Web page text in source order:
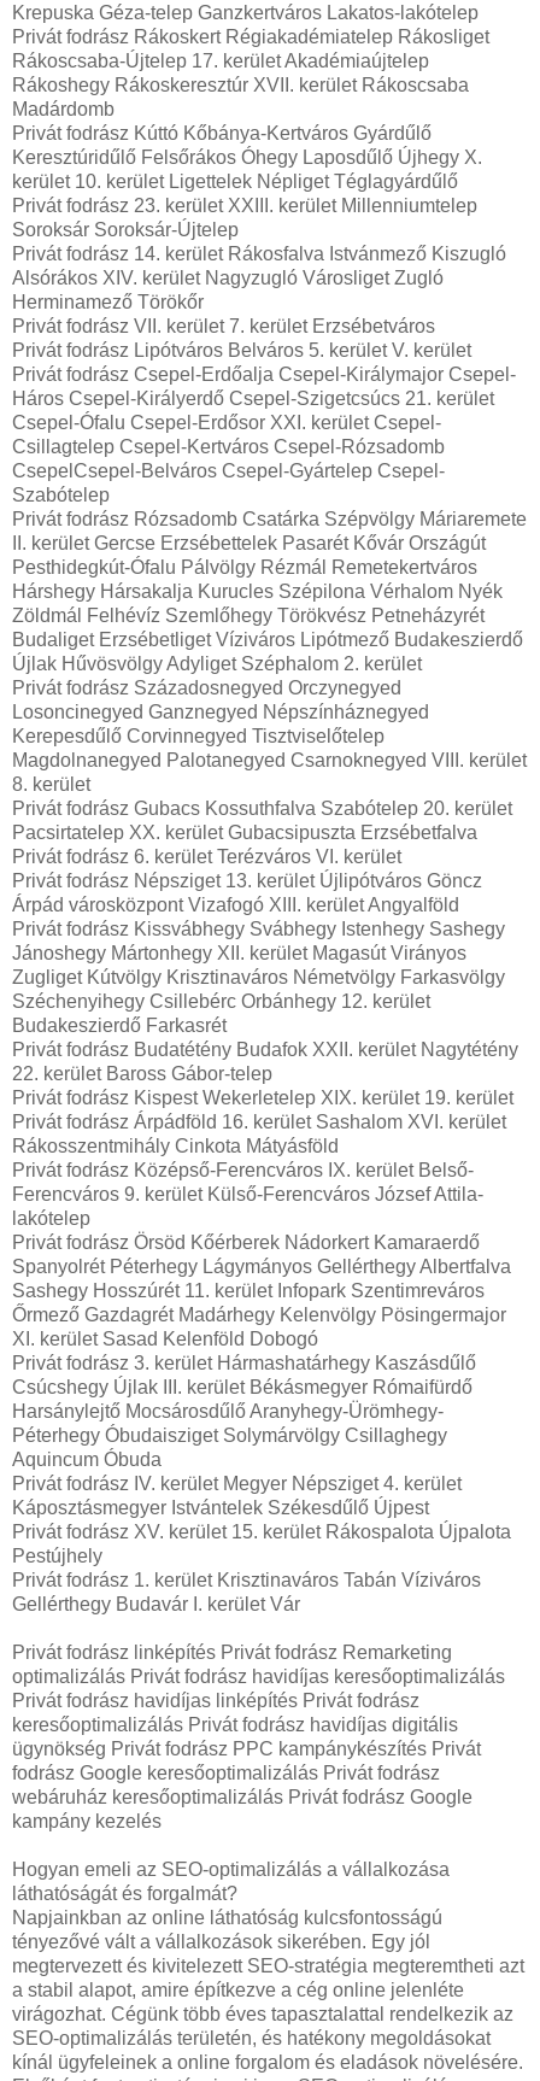
Krepuska Géza-telep Ganzkertváros Lakatos-lakótelep
Privát fodrász Rákoskert Régiakadémiatelep Rákosliget
Rákoscsaba-Újtelep 17. kerület Akadémiaújtelep
Rákoshegy Rákoskeresztúr XVII. kerület Rákoscsaba
Madárdomb
Privát fodrász Kúttó Kőbánya-Kertváros Gyárdűlő
Keresztúridűlő Felsőrákos Óhegy Laposdűlő Újhegy X.
kerület 10. kerület Ligettelek Népliget Téglagyárdűlő
Privát fodrász 23. kerület XXIII. kerület Millenniumtelep
Soroksár Soroksár-Újtelep
Privát fodrász 14. kerület Rákosfalva Istvánmező Kiszugló
Alsórákos XIV. kerület Nagyzugló Városliget Zugló
Herminamező Törökőr
Privát fodrász VII. kerület 7. kerület Erzsébetváros
Privát fodrász Lipótváros Belváros 5. kerület V. kerület
Privát fodrász Csepel-Erdőalja Csepel-Királymajor Csepel-
Háros Csepel-Királyerdő Csepel-Szigetcsúcs 21. kerület
Csepel-Ófalu Csepel-Erdősor XXI. kerület Csepel-
Csillagtelep Csepel-Kertváros Csepel-Rózsadomb
CsepelCsepel-Belváros Csepel-Gyártelep Csepel-
Szabótelep
Privát fodrász Rózsadomb Csatárka Szépvölgy Máriaremete
II. kerület Gercse Erzsébettelek Pasarét Kővár Országút
Pesthidegkút-Ófalu Pálvölgy Rézmál Remetekertváros
Hárshegy Hársakalja Kurucles Szépilona Vérhalom Nyék
Zöldmál Felhévíz Szemlőhegy Törökvész Petneházyrét
Budaliget Erzsébetliget Víziváros Lipótmező Budakeszierdő
Újlak Hűvösvölgy Adyliget Széphalom 2. kerület
Privát fodrász Századosnegyed Orczynegyed
Losoncinegyed Ganznegyed Népszínháznegyed
Kerepesdűlő Corvinnegyed Tisztviselőtelep
Magdolnanegyed Palotanegyed Csarnoknegyed VIII. kerület
8. kerület
Privát fodrász Gubacs Kossuthfalva Szabótelep 20. kerület
Pacsirtatelep XX. kerület Gubacsipuszta Erzsébetfalva
Privát fodrász 6. kerület Terézváros VI. kerület
Privát fodrász Népsziget 13. kerület Újlipótváros Göncz
Árpád városközpont Vizafogó XIII. kerület Angyalföld
Privát fodrász Kissvábhegy Svábhegy Istenhegy Sashegy
Jánoshegy Mártonhegy XII. kerület Magasút Virányos
Zugliget Kútvölgy Krisztinaváros Németvölgy Farkasvölgy
Széchenyihegy Csillebérc Orbánhegy 12. kerület
Budakeszierdő Farkasrét
Privát fodrász Budatétény Budafok XXII. kerület Nagytétény
22. kerület Baross Gábor-telep
Privát fodrász Kispest Wekerletelep XIX. kerület 19. kerület
Privát fodrász Árpádföld 16. kerület Sashalom XVI. kerület
Rákosszentmihály Cinkota Mátyásföld
Privát fodrász Középső-Ferencváros IX. kerület Belső-
Ferencváros 9. kerület Külső-Ferencváros József Attila-
lakótelep
Privát fodrász Örsöd Kőérberek Nádorkert Kamaraerdő
Spanyolrét Péterhegy Lágymányos Gellérthegy Albertfalva
Sashegy Hosszúrét 11. kerület Infopark Szentimreváros
Őrmező Gazdagrét Madárhegy Kelenvölgy Pösingermajor
XI. kerület Sasad Kelenföld Dobogó
Privát fodrász 3. kerület Hármashatárhegy Kaszásdűlő
Csúcshegy Újlak III. kerület Békásmegyer Rómaifürdő
Harsánylejtő Mocsárosdűlő Aranyhegy-Ürömhegy-
Péterhegy Óbudaisziget Solymárvölgy Csillaghegy
Aquincum Óbuda
Privát fodrász IV. kerület Megyer Népsziget 4. kerület
Káposztásmegyer Istvántelek Székesdűlő Újpest
Privát fodrász XV. kerület 15. kerület Rákospalota Újpalota
Pestújhely
Privát fodrász 1. kerület Krisztinaváros Tabán Víziváros
Gellérthegy Budavár I. kerület Vár
Privát fodrász linképítés Privát fodrász Remarketing
optimalizálás Privát fodrász havidíjas keresőoptimalizálás
Privát fodrász havidíjas linképítés Privát fodrász
keresőoptimalizálás Privát fodrász havidíjas digitális
ügynökség Privát fodrász PPC kampánykészítés Privát
fodrász Google keresőoptimalizálás Privát fodrász
webáruház keresőoptimalizálás Privát fodrász Google
kampány kezelés
Hogyan emeli az SEO-optimalizálás a vállalkozása
láthatóságát és forgalmát?
Napjainkban az online láthatóság kulcsfontosságú
tényezővé vált a vállalkozások sikerében. Egy jól
megtervezett és kivitelezett SEO-stratégia megteremtheti azt
a stabil alapot, amire építkezve a cég online jelenléte
virágozhat. Cégünk több éves tapasztalattal rendelkezik az
SEO-optimalizálás területén, és hatékony megoldásokat
kínál ügyfeleinek a online forgalom és eladások növelésére.